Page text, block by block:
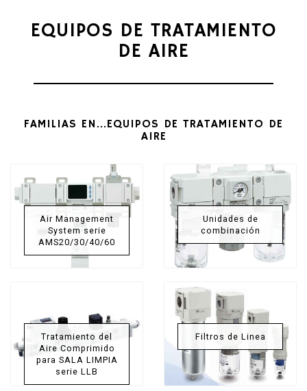
EQUIPOS DE TRATAMIENTO
DE AIRE
FAMILIAS EN...EQUIPOS DE TRATAMIENTO DE
AIRE
Air Management
System serie
AMS20/30/40/60
Unidades de
combinación
Tratamiento del
Aire Comprimido
para SALA LIMPIA
serie LLB
Filtros de Linea